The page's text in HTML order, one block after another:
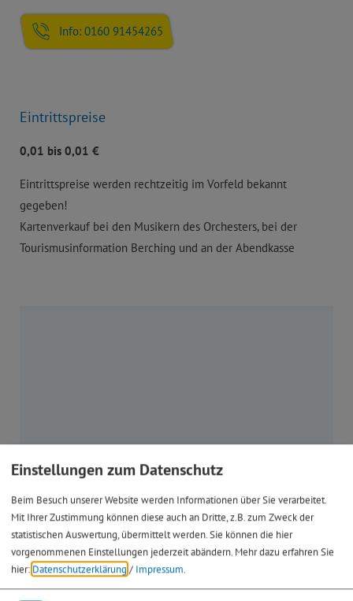
Info: 0160 91454265
Eintrittspreise
0,01 bis 0,01 €
Eintrittspreise werden rechtzeitig im Vorfeld bekannt
gegeben!
Kartenverkauf bei den Musikern des Orchesters, bei der
Tourismusinformation Berching und an der Abendkasse
Treffpunkt: Grund- und Mittelschule, Turnhalle, Berchinger
Str. 18
Grund- und Mittelschule
Berchinger Str. 18
Einstellungen zum Datenschutz
Beim Besuch unserer Website werden Informationen über Sie verarbeitet.
Mit Ihrer Zustimmung können diese auch an Dritte, z.B. zum Zweck der
statistischen Auswertung, übermittelt werden. Sie können die hier
vorgenommenen Einstellungen jederzeit abändern. Mehr dazu erfahren Sie
hier: Datenschutzerklärung / Impressum